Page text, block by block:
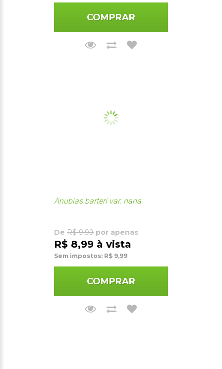
COMPRAR
Anubias barteri var. nana
De R$ 9,99 por apenas
R$ 8,99 à vista
Sem impostos: R$ 9,99
COMPRAR